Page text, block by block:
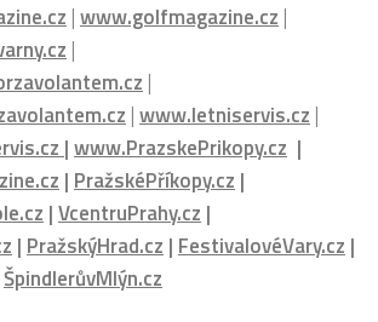
|www.golfmagazine.cz |
|
|
|www.letniservis.cz |
|www.PrazskePrikopy.cz |
| PražskéPříkopy.cz |
|VcentruPrahy.cz |
| PražskýHrad.cz | FestivalovéVary.cz |
ŠpindlerůvMlýn.cz